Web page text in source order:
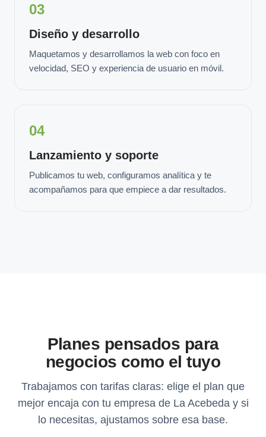
03
Diseño y desarrollo
Maquetamos y desarrollamos la web con foco en
velocidad, SEO y experiencia de usuario en móvil.
04
Lanzamiento y soporte
Publicamos tu web, configuramos analítica y te
acompañamos para que empiece a dar resultados.
Planes pensados para
negocios como el tuyo
Trabajamos con tarifas claras: elige el plan que
mejor encaja con tu empresa de La Acebeda y si
lo necesitas, ajustamos sobre esa base.